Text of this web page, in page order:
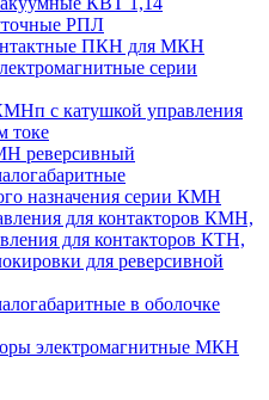
РПЛ
ПКН для МКН
серии
с катушкой управления
токе
реверсивный
назначения серии КМН
для контакторов КМН,
для контакторов КТН,
для реверсивной
в оболочке
электромагнитные МКН